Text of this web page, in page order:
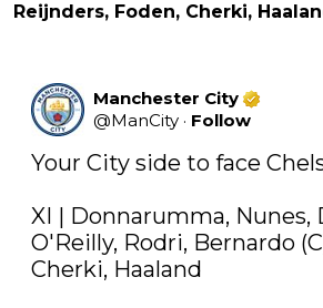
Reijnders, Foden, Cherki,
Manchester City
@ManCity · Follow
Your City side to face
XI | Donnarumma, Nunes,
O'Reilly, Rodri, Bernardo
Cherki, Haaland